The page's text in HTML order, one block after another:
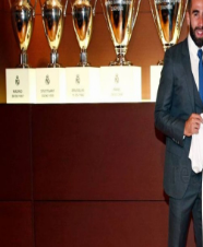
Otros Deportes
Risaralda